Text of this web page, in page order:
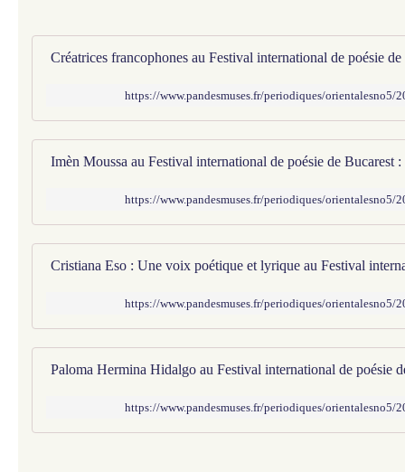
https://www.pandesmuses.fr/periodiques/orientalesno5/
https://www.pandesmuses.fr/periodiques/orientalesno5/
https://www.pandesmuses.fr/periodiques/orientalesno5/
https://www.pandesmuses.fr/periodiques/orientalesno5/